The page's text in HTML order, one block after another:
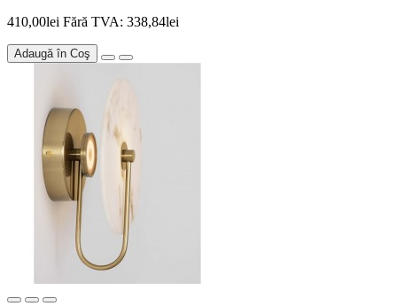
410,00lei Fără TVA: 338,84lei
Adaugă în Coş